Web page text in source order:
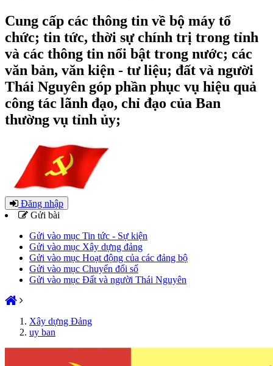
Cung cấp các thông tin về bộ máy tổ
chức; tin tức, thời sự chính trị trong tỉnh
và các thông tin nổi bật trong nước; các
văn bản, văn kiện - tư liệu; đất và người
Thái Nguyên góp phần phục vụ hiệu quả
công tác lãnh đạo, chỉ đạo của Ban
thường vụ tỉnh ủy;
Đăng nhập
Gửi bài
Gửi vào mục Tin tức - Sự kiện
Gửi vào mục Xây dựng đảng
Gửi vào mục Hoạt động của các đảng bộ
Gửi vào mục Chuyển đổi số
Gửi vào mục Đất và người Thái Nguyên
Xây dựng Đảng
uy ban